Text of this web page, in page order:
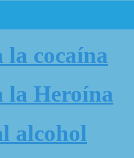
la cocaína
la Heroína
alcohol